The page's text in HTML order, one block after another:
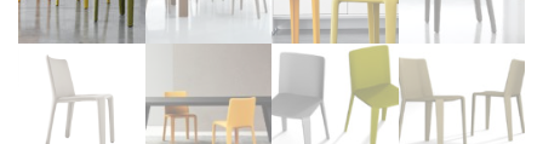
TABLES
LITERIE
CONVERTIBLE